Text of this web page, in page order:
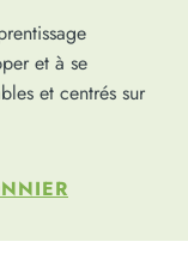
et à se
et centrés sur